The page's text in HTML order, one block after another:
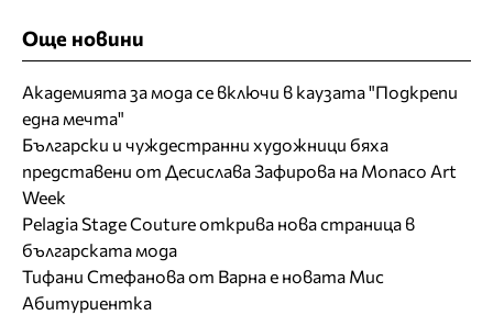
Още новини
Академията за мода се включи в каузата "Подкрепи
една мечта"
Български и чуждестранни художници бяха
представени от Десислава Зафирова на Monaco Art
Week
Pelagia Stage Couture открива нова страница в
българската мода
Тифани Стефанова от Варна е новата Мис
Абитуриентка